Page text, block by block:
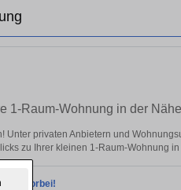
1-Raum-Wohnung in der Nähe
privaten Anbietern und
zu Ihrer kleinen 1-Raum-Wohnung in
vorbei!